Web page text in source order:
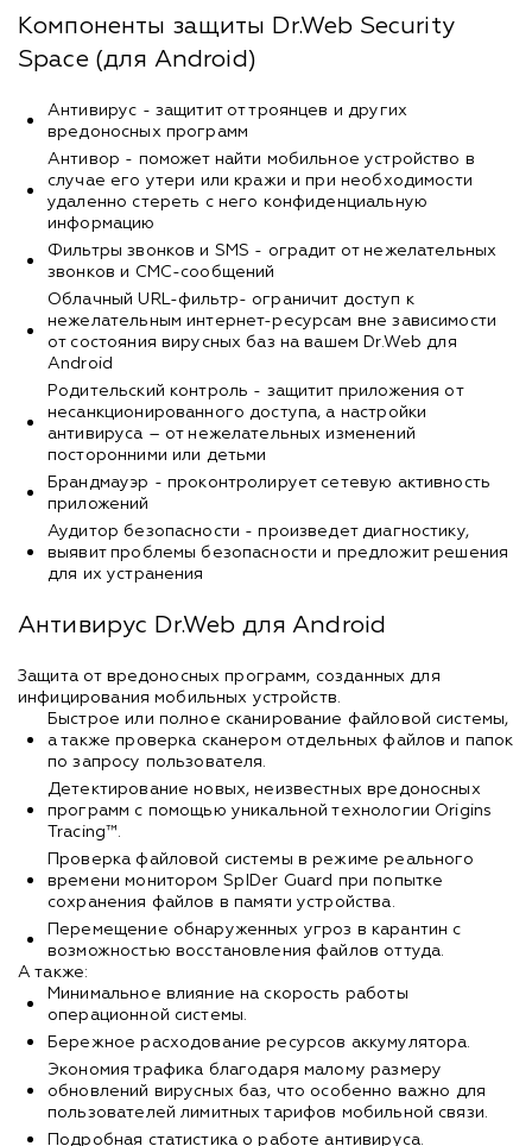
Компоненты защиты Dr.Web Security
Space (для Android)
Антивирус - защитит от троянцев и других
вредоносных программ
Антивор - поможет найти мобильное устройство в
случае его утери или кражи и при необходимости
удаленно стереть с него конфиденциальную
информацию
Фильтры звонков и SMS - оградит от нежелательных
звонков и СМС-сообщений
Облачный URL-фильтр- ограничит доступ к
нежелательным интернет-ресурсам вне зависимости
от состояния вирусных баз на вашем Dr.Web для
Android
Родительский контроль - защитит приложения от
несанкционированного доступа, а настройки
антивируса – от нежелательных изменений
посторонними или детьми
Брандмауэр - проконтролирует сетевую активность
приложений
Аудитор безопасности - произведет диагностику,
выявит проблемы безопасности и предложит решения
для их устранения
Антивирус Dr.Web для Android
Защита от вредоносных программ, созданных для
инфицирования мобильных устройств.
Быстрое или полное сканирование файловой системы,
а также проверка сканером отдельных файлов и папок
по запросу пользователя.
Детектирование новых, неизвестных вредоносных
программ с помощью уникальной технологии Origins
Tracing™.
Проверка файловой системы в режиме реального
времени монитором SpIDer Guard при попытке
сохранения файлов в памяти устройства.
Перемещение обнаруженных угроз в карантин с
возможностью восстановления файлов оттуда.
А также:
Минимальное влияние на скорость работы
операционной системы.
Бережное расходование ресурсов аккумулятора.
Экономия трафика благодаря малому размеру
обновлений вирусных баз, что особенно важно для
пользователей лимитных тарифов мобильной связи.
Подробная статистика о работе антивируса.